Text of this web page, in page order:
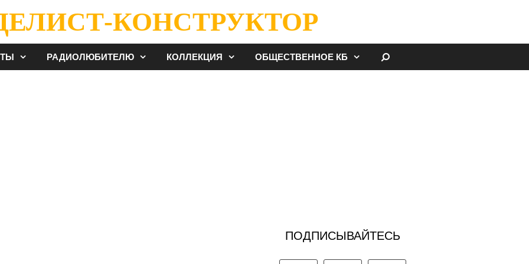
КОНСТРУКТОР
РАДИОЛЮБИТЕЛЮ КОЛЛЕКЦИЯ ОБЩЕСТВЕННОЕ КБ
ПОДПИСЫВАЙТЕСЬ